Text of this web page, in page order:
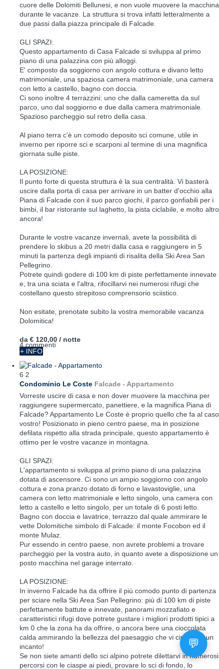
cuore delle Dolomiti Bellunesi, e non vuole muovere la macchina
durante le vacanze. La struttura si trova infatti letteralmente a
due passi dalla piazza principale di Falcade.
GLI SPAZI:
Questo appartamento di Casa Falcade si sviluppa al primo
piano di una palazzina con più alloggi.
E' composto da soggiorno con angolo cottura e divano letto
matrimoniale, una spaziosa camera matrimoniale, una camera
con letto a castello, bagno con doccia.
Ci sono inoltre 4 terrazzini: uno che dalla cameretta da sul
parco, uno dal soggiorno e due dalla camera matrimoniale.
Spazioso parcheggio sul retro della casa.
Al piano terra c'è un comodo deposito sci comune, utile in
inverno per riporre sci e scarponi al termine di una magnifica
giornata sulle piste.
LA POSIZIONE:
Il punto forte di questa struttura è la sua centralità. Vi basterà
uscire dalla porta di casa per arrivare in un batter d'occhio alla
Piana di Falcade con il suo parco giochi, il parco gonfiabili per i
bimbi, il bar ristorante sul laghetto, la pista ciclabile, e molto altro
ancora!
Durante le vostre vacanze invernali, avete la possibilità di
prendere lo skibus a 20 metri dalla casa e raggiungere in 5
minuti la partenza degli impianti di risalita della Ski Area San
Pellegrino.
Potrete quindi godere di 100 km di piste perfettamente innevate
e, tra una sciata e l'altra, rifocillarvi nei numerosi rifugi che
costellano questo strepitoso comprensorio sciistico.
Non esitate, prenotate subito la vostra memorabile vacanza
Dolomitica!
4 commenti
da € 120,00 / notte
+ INFO
6 2
Condominio Le Coste Falcade - Appartamento
Vorreste uscire di casa e non dover muovere la macchina per
raggiungere supermercato, panettiere, e la magnifica Piana di
Falcade? Appartamento Le Coste è proprio quello che fa al caso
vostro! Posizionato in pieno centro paese, ma in posizione
defilata rispetto alla strada principale, questo appartamento è
ottimo per le vostre vacanze in montagna.
GLI SPAZI:
L'appartamento si sviluppa al primo piano di una palazzina
dotata di ascensore. Ci sono un ampio soggiorno con angolo
cottura e zona pranzo dotato di forno e lavastoviglie, una
camera con letto matrimoniale e letto singolo, una camera con
letto a castello e letto singolo, per un totale di 6 posti letto.
Bagno con doccia e lavatrice, terrazzo dal quale ammirare le
vette Dolomitiche simbolo di Falcade: il monte Focobon ed il
monte Mulaz.
Pur essendo in centro paese, non avrete problemi a trovare
parcheggio per la vostra auto, in quanto avete a disposizione un
posto macchina nel garage interrato.
LA POSIZIONE:
In inverno Falcade ha da offrire il più comodo punto di partenza
per sciare nella Ski Area San Pellegrino: più di 100 km di piste
perfettamente battute e innevate, panorami mozzafiato e
caratteristici rifugi dove potrete gustare i migliori prodotti tipici a
km 0 che la zona ha da offrire, o ancora bere una cioccolata
calda ammirando la bellezza del paesaggio che vi circonda, un
incanto!
Se non siete amanti dello sci alpino potrete dilettarvi in numerosi
percorsi con le ciaspe ai piedi, provare lo sci di fondo, lo